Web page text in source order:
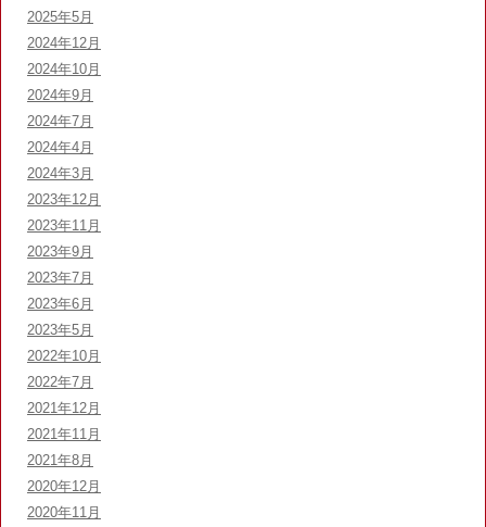
2025年5月
2024年12月
2024年10月
2024年9月
2024年7月
2024年4月
2024年3月
2023年12月
2023年11月
2023年9月
2023年7月
2023年6月
2023年5月
2022年10月
2022年7月
2021年12月
2021年11月
2021年8月
2020年12月
2020年11月